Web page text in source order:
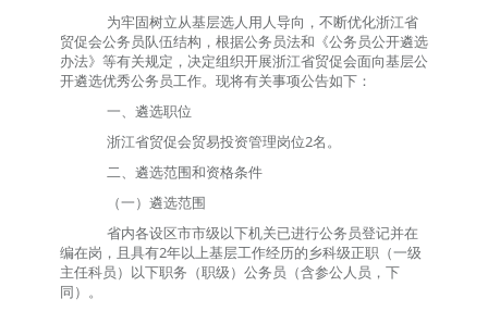
为牢固树立从基层选人用人导向，不断优化浙江省
贸促会公务员队伍结构，根据公务员法和《公务员公开遴选
办法》等有关规定，决定组织开展浙江省贸促会面向基层公
开遴选优秀公务员工作。现将有关事项公告如下：
一、遴选职位
浙江省贸促会贸易投资管理岗位2名。
二、遴选范围和资格条件
（一）遴选范围
省内各设区市市级以下机关已进行公务员登记并在
编在岗，且具有2年以上基层工作经历的乡科级正职（一级
主任科员）以下职务（职级）公务员（含参公人员，下
同）。